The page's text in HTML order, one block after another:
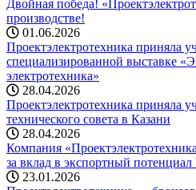
Двойная победа!
производстве!
01.06.2026
Проектэлектротехника приняла
специализированной выставке
электротехника»
28.04.2026
Проектэлектротехника приняла
технического совета в Казани
28.04.2026
Компания
за вклад в экспортный
23.01.2026